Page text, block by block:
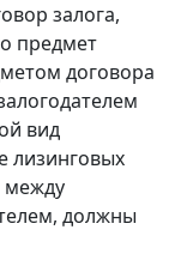
залога,
предмет
договора
вид
лизинговых
между
должны